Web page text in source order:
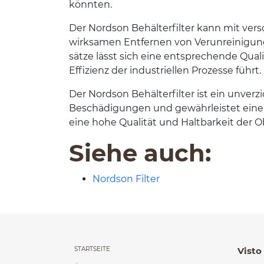
könnten.
Der Nord­son Behäl­ter­fil­ter kann mit
wirk­samen Ent­fer­nen von
sätze lässt sich eine entsprechende
Effizienz der indus­triellen Prozesse führt.
Der Nord­son Behäl­ter­fil­ter ist ein
Beschädi­gun­gen und gewährleis­tet
eine hohe Qual­ität und Halt­barkeit der
Siehe auch:
Nordson Filter
Menu główne
STARTSEITE Visto